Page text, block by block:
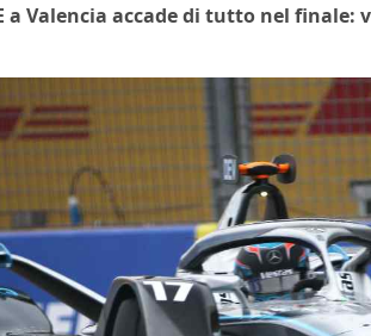
a Valencia accade di tutto nel finale: